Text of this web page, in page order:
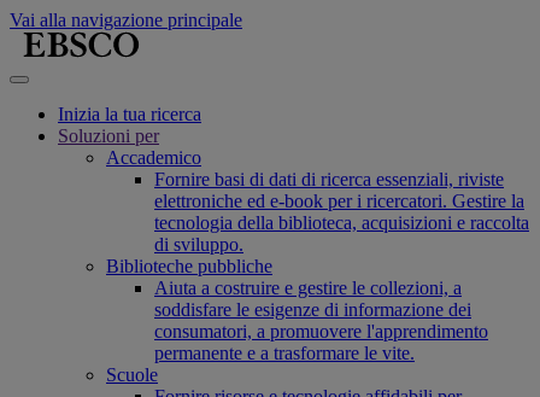
Vai alla navigazione principale
Inizia la tua ricerca
Soluzioni per
Accademico
Fornire basi di dati di ricerca essenziali, riviste
elettroniche ed e-book per i ricercatori. Gestire la
tecnologia della biblioteca, acquisizioni e raccolta
di sviluppo.
Biblioteche pubbliche
Aiuta a costruire e gestire le collezioni, a
soddisfare le esigenze di informazione dei
consumatori, a promuovere l'apprendimento
permanente e a trasformare le vite.
Scuole